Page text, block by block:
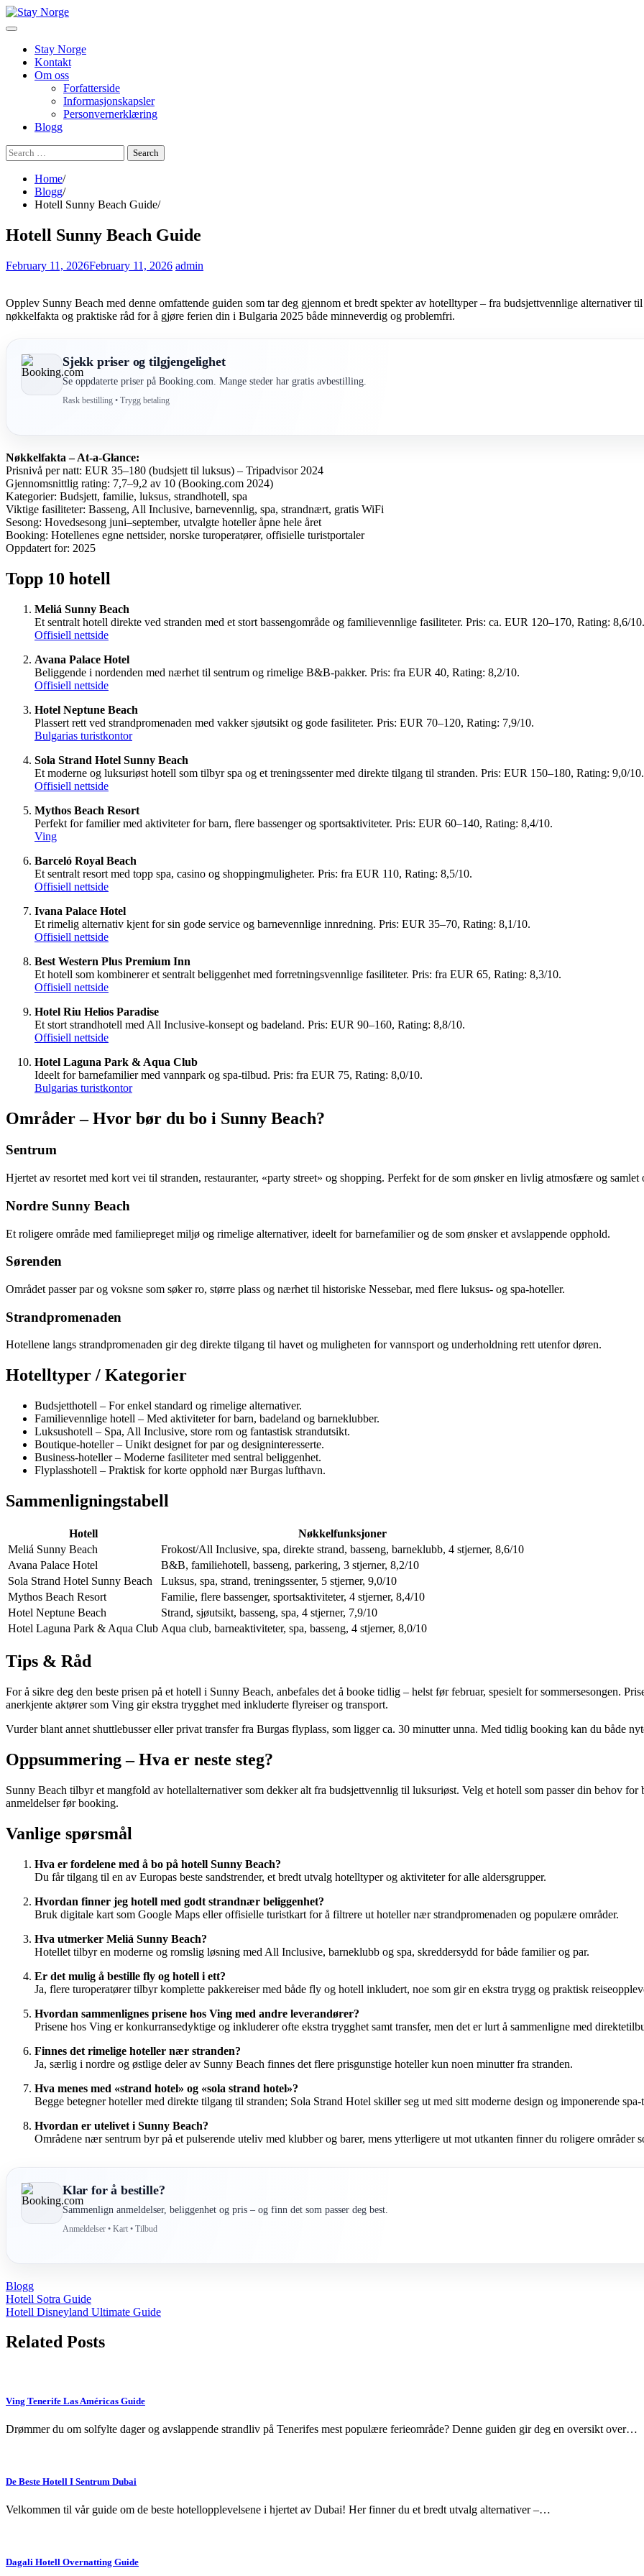
Skip
to
Stay Norge
Kontakt
Om oss
Forfatterside
Informasjonskapsler
Personvernerklæring
Blogg
Search
for:
Home
Blogg
Hotell Sunny Beach Guide
Hotell Sunny Beach Guide
February 11, 2026February 11, 2026 admin
Opplev Sunny Beach med denne omfattende guiden som tar deg gjennom et bredt spekter av hotelltyper – fra budsjettvennlige alternativer
nøkkelfakta og praktiske råd for å gjøre ferien din i Bulgaria 2025 både minneverdig og problemfri.
Sjekk priser og tilgjengelighet
Se oppdaterte priser på Booking.com. Mange steder har gratis avbestilling.
Rask bestilling • Trygg betaling
Nøkkelfakta – At-a-Glance:
Prisnivå per natt: EUR 35–180 (budsjett til luksus) – Tripadvisor 2024
Gjennomsnittlig rating: 7,7–9,2 av 10 (Booking.com 2024)
Kategorier: Budsjett, familie, luksus, strandhotell, spa
Viktige fasiliteter: Basseng, All Inclusive, barnevennlig, spa, strandnært, gratis WiFi
Sesong: Hovedsesong juni–september, utvalgte hoteller åpne hele året
Booking: Hotellenes egne nettsider, norske turoperatører, offisielle turistportaler
Oppdatert for: 2025
Topp 10 hotell
Meliá Sunny Beach
Et sentralt hotell direkte ved stranden med et stort bassengområde og familievennlige fasiliteter. Pris: ca. EUR 120–170, Rating: 8,6/10.
Offisiell nettside
Avana Palace Hotel
Beliggende i nordenden med nærhet til sentrum og rimelige B&B-pakker. Pris: fra EUR 40, Rating: 8,2/10.
Offisiell nettside
Hotel Neptune Beach
Plassert rett ved strandpromenaden med vakker sjøutsikt og gode fasiliteter. Pris: EUR 70–120, Rating: 7,9/10.
Bulgarias turistkontor
Sola Strand Hotel Sunny Beach
Et moderne og luksuriøst hotell som tilbyr spa og et treningssenter med direkte tilgang til stranden. Pris: EUR 150–180, Rating: 9,0/10.
Offisiell nettside
Mythos Beach Resort
Perfekt for familier med aktiviteter for barn, flere bassenger og sportsaktiviteter. Pris: EUR 60–140, Rating: 8,4/10.
Ving
Barceló Royal Beach
Et sentralt resort med topp spa, casino og shoppingmuligheter. Pris: fra EUR 110, Rating: 8,5/10.
Offisiell nettside
Ivana Palace Hotel
Et rimelig alternativ kjent for sin gode service og barnevennlige innredning. Pris: EUR 35–70, Rating: 8,1/10.
Offisiell nettside
Best Western Plus Premium Inn
Et hotell som kombinerer et sentralt beliggenhet med forretningsvennlige fasiliteter. Pris: fra EUR 65, Rating: 8,3/10.
Offisiell nettside
Hotel Riu Helios Paradise
Et stort strandhotell med All Inclusive-konsept og badeland. Pris: EUR 90–160, Rating: 8,8/10.
Offisiell nettside
Hotel Laguna Park & Aqua Club
Ideelt for barnefamilier med vannpark og spa-tilbud. Pris: fra EUR 75, Rating: 8,0/10.
Bulgarias turistkontor
Områder – Hvor bør du bo i Sunny Beach?
Sentrum
Hjertet av resortet med kort vei til stranden, restauranter, «party street» og shopping. Perfekt for de som ønsker en livlig atmosfære og samlet
Nordre Sunny Beach
Et roligere område med familiepreget miljø og rimelige alternativer, ideelt for barnefamilier og de som ønsker et avslappende opphold.
Sørenden
Området passer par og voksne som søker ro, større plass og nærhet til historiske Nessebar, med flere luksus- og spa-hoteller.
Strandpromenaden
Hotellene langs strandpromenaden gir deg direkte tilgang til havet og muligheten for vannsport og underholdning rett utenfor døren.
Hotelltyper / Kategorier
Budsjetthotell – For enkel standard og rimelige alternativer.
Familievennlige hotell – Med aktiviteter for barn, badeland og barneklubber.
Luksushotell – Spa, All Inclusive, store rom og fantastisk strandutsikt.
Boutique-hoteller – Unikt designet for par og designinteresserte.
Business-hoteller – Moderne fasiliteter med sentral beliggenhet.
Flyplasshotell – Praktisk for korte opphold nær Burgas lufthavn.
Sammenligningstabell
Hotell
Nøkkelfunksjoner
Meliá Sunny Beach
Frokost/All Inclusive, spa, direkte strand, basseng, barneklubb, 4 stjerner, 8,6/10
Avana Palace Hotel
B&B, familiehotell, basseng, parkering, 3 stjerner, 8,2/10
Sola Strand Hotel Sunny Beach
Luksus, spa, strand, treningssenter, 5 stjerner, 9,0/10
Mythos Beach Resort
Familie, flere bassenger, sportsaktiviteter, 4 stjerner, 8,4/10
Hotel Neptune Beach
Strand, sjøutsikt, basseng, spa, 4 stjerner, 7,9/10
Hotel Laguna Park & Aqua Club Aqua club, barneaktiviteter, spa, basseng, 4 stjerner, 8,0/10
Tips & Råd
For å sikre deg den beste prisen på et hotell i Sunny Beach, anbefales det å booke tidlig – helst før februar, spesielt for sommersesongen.
anerkjente aktører som Ving gir ekstra trygghet med inkluderte flyreiser og transport.
Vurder blant annet shuttlebusser eller privat transfer fra Burgas flyplass, som ligger ca. 30 minutter unna. Med tidlig booking kan du både
Oppsummering – Hva er neste steg?
Sunny Beach tilbyr et mangfold av hotellalternativer som dekker alt fra budsjettvennlig til luksuriøst. Velg et hotell som passer din behov for
anmeldelser før booking.
Vanlige spørsmål
Hva er fordelene med å bo på hotell Sunny Beach?
Du får tilgang til en av Europas beste sandstrender, et bredt utvalg hotelltyper og aktiviteter for alle aldersgrupper.
Hvordan finner jeg hotell med godt strandnær beliggenhet?
Bruk digitale kart som Google Maps eller offisielle turistkart for å filtrere ut hoteller nær strandpromenaden og populære områder.
Hva utmerker Meliá Sunny Beach?
Hotellet tilbyr en moderne og romslig løsning med All Inclusive, barneklubb og spa, skreddersydd for både familier og par.
Er det mulig å bestille fly og hotell i ett?
Ja, flere turoperatører tilbyr komplette pakkereiser med både fly og hotell inkludert, noe som gir en ekstra trygg og praktisk
Hvordan sammenlignes prisene hos Ving med andre leverandører?
Prisene hos Ving er konkurransedyktige og inkluderer ofte ekstra trygghet samt transfer, men det er lurt å sammenligne med
Finnes det rimelige hoteller nær stranden?
Ja, særlig i nordre og østlige deler av Sunny Beach finnes det flere prisgunstige hoteller kun noen minutter fra stranden.
Hva menes med «strand hotel» og «sola strand hotel»?
Begge betegner hoteller med direkte tilgang til stranden; Sola Strand Hotel skiller seg ut med sitt moderne design og imponerende
Hvordan er utelivet i Sunny Beach?
Områdene nær sentrum byr på et pulserende uteliv med klubber og barer, mens ytterligere ut mot utkanten finner du roligere områder
Klar for å bestille?
Sammenlign anmeldelser, beliggenhet og pris – og finn det som passer deg best.
Anmeldelser • Kart • Tilbud
Blogg
Post
navigation
Hotell Sotra Guide
Hotell Disneyland Ultimate Guide
Related Posts
Ving Tenerife Las Américas Guide
Drømmer du om solfylte dager og avslappende strandliv på Tenerifes mest populære ferieområde? Denne guiden gir deg en oversikt over…
De Beste Hotell I Sentrum Dubai
Velkommen til vår guide om de beste hotellopplevelsene i hjertet av Dubai! Her finner du et bredt utvalg alternativer –…
Dagali Hotell Overnatting Guide